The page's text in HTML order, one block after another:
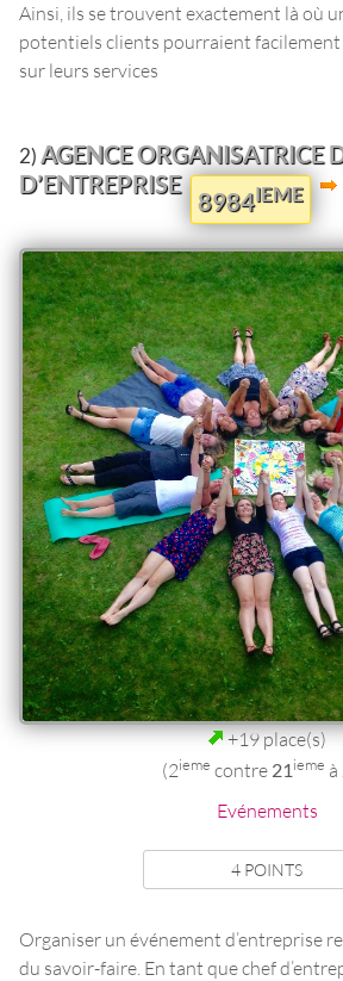
Ainsi, ils se trouvent exactement là où
potentiels clients pourraient
sur leurs services
2)AGENCE ORGANISATRICE
D’ENTREPRISE
8984IEME
+19 place(s)
(2ieme contre 21ieme à
Evénements
4 POINTS
Organiser un événement d’entreprise
du savoir-faire. En tant que chef